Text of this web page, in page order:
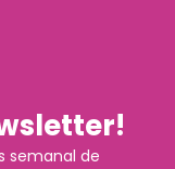
semanal de